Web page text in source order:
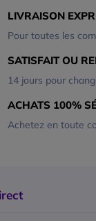
LIVRAISON
Pour toutes les
SATISFAIT OU
14 jours pour
ACHATS 100%
Achetez en toute